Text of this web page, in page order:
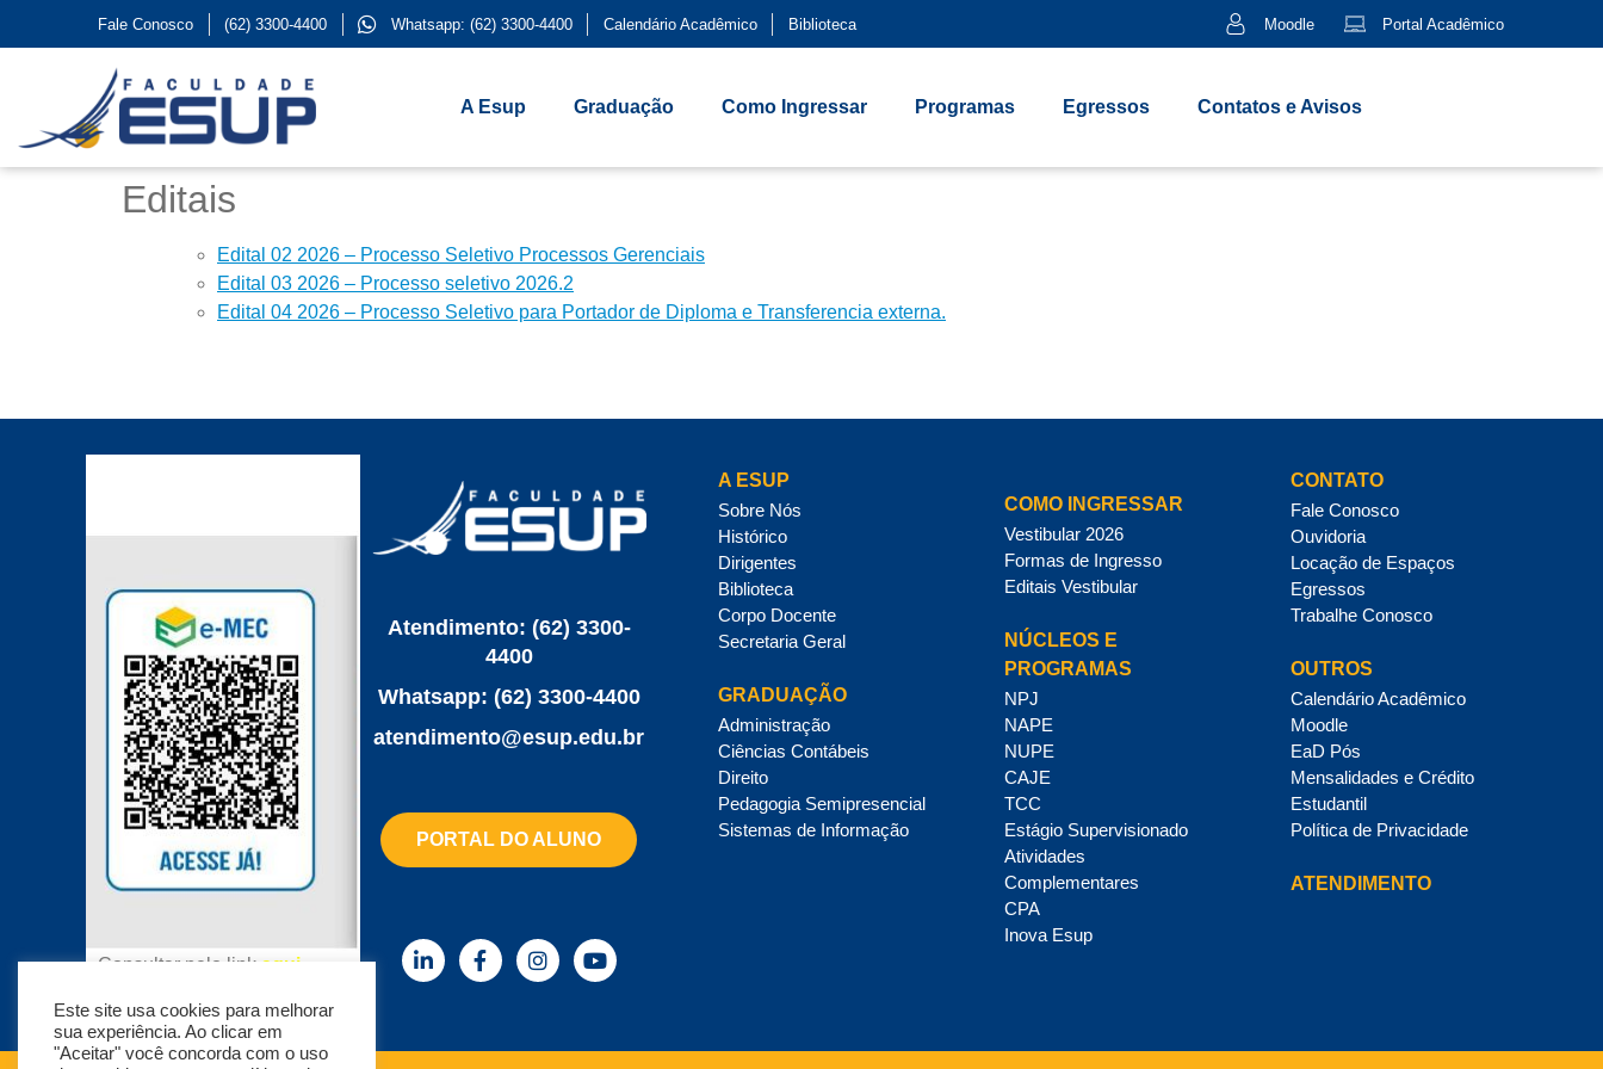
Fale Conosco (62) 3300-4400 Whatsapp: (62) 3300-4400 Calendário Acadêmico Biblioteca Moodle Portal Acadêmico
A Esup Graduação Como Ingressar Programas Egressos Contatos e Avisos
Editais
Edital 02 2026 – Processo Seletivo Processos Gerenciais
Edital 03 2026 – Processo seletivo 2026.2
Edital 04 2026 – Processo Seletivo para Portador de Diploma e Transferencia externa.
Consultar pelo link aqui
Atendimento: (62) 3300-
4400
Whatsapp: (62) 3300-4400
‌atendimento@esup.edu.br
PORTAL DO ALUNO
A ESUP
Sobre Nós
Histórico
Dirigentes
Biblioteca
Corpo Docente
Secretaria Geral
GRADUAÇÃO
Administração
Ciências Contábeis
Direito
Pedagogia Semipresencial
Sistemas de Informação
COMO INGRESSAR
Vestibular 2026
Formas de Ingresso
Editais Vestibular
NÚCLEOS E
PROGRAMAS
NPJ
NAPE
NUPE
CAJE
TCC
Estágio Supervisionado
Atividades
Complementares
CPA
Inova Esup
CONTATO
Fale Conosco
Ouvidoria
Locação de Espaços
Egressos
Trabalhe Conosco
OUTROS
Calendário Acadêmico
Moodle
EaD Pós
Mensalidades e Crédito
Estudantil
Política de Privacidade
ATENDIMENTO
Este site usa cookies para melhorar
sua experiência. Ao clicar em
"Aceitar" você concorda com o uso